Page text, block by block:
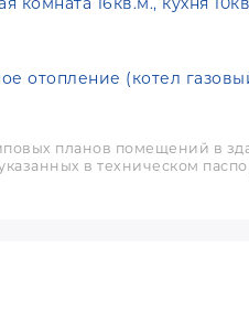
отопление (котел
планов помещений в
в техническом